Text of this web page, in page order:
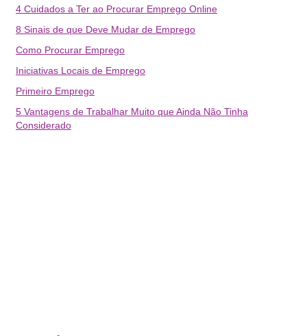
4 Cuidados a Ter ao Procurar Emprego Online
8 Sinais de que Deve Mudar de Emprego
Como Procurar Emprego
Iniciativas Locais de Emprego
Primeiro Emprego
5 Vantagens de Trabalhar Muito que Ainda Não Tinha
Considerado